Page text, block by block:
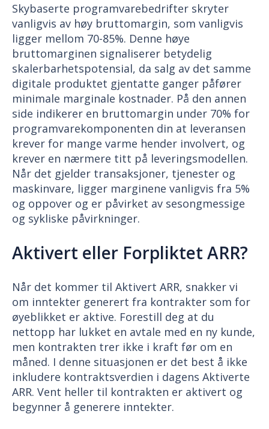
Skybaserte programvarebedrifter skryter
vanligvis av høy bruttomargin, som vanligvis
ligger mellom 70-85%. Denne høye
bruttomarginen signaliserer betydelig
skalerbarhetspotensial, da salg av det samme
digitale produktet gjentatte ganger påfører
minimale marginale kostnader. På den annen
side indikerer en bruttomargin under 70% for
programvarekomponenten din at leveransen
krever for mange varme hender involvert, og
krever en nærmere titt på leveringsmodellen.
Når det gjelder transaksjoner, tjenester og
maskinvare, ligger marginene vanligvis fra 5%
og oppover og er påvirket av sesongmessige
og sykliske påvirkninger.
Aktivert eller Forpliktet ARR?
Når det kommer til Aktivert ARR, snakker vi
om inntekter generert fra kontrakter som for
øyeblikket er aktive. Forestill deg at du
nettopp har lukket en avtale med en ny kunde,
men kontrakten trer ikke i kraft før om en
måned. I denne situasjonen er det best å ikke
inkludere kontraktsverdien i dagens Aktiverte
ARR. Vent heller til kontrakten er aktivert og
begynner å generere inntekter.